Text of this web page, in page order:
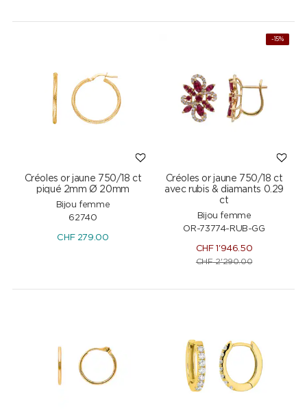
Créoles or jaune 750/18 ct
piqué 2mm Ø 20mm
Bijou femme
62740
CHF 279.00
NEW
-15%
Créoles or jaune 750/18 ct
avec rubis & diamants 0.29
ct
Bijou femme
OR-73774-RUB-GG
CHF 1'946.50
CHF2'290.00